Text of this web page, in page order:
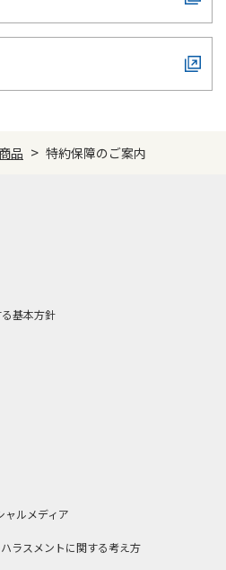
品 > 特約保障のご案内
基本方針
ャルメディア
ラスメントに関する考え方